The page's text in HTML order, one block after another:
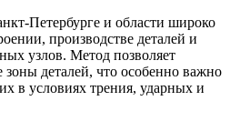
Петербурге и области широко
производстве деталей и
узлов. Метод позволяет
зоны деталей, что особенно важно
в условиях трения, ударных и